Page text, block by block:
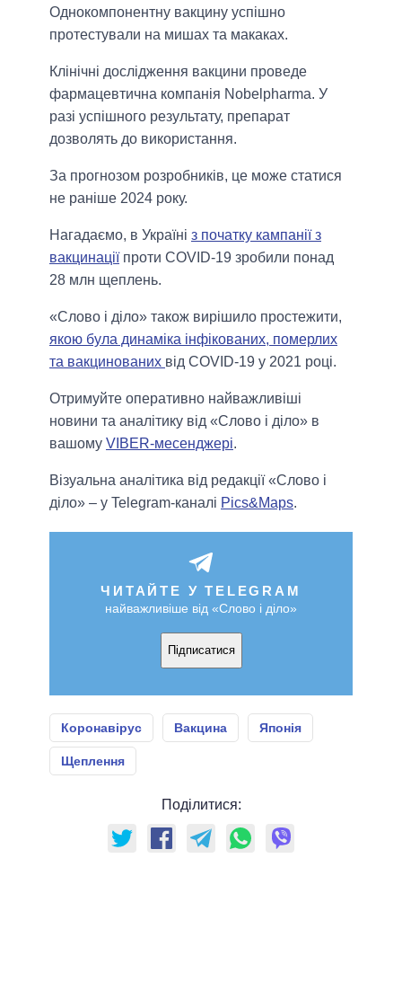
Однокомпонентну вакцину успішно
протестували на мишах та макаках.
Клінічні дослідження вакцини проведе
фармацевтична компанія Nobelpharma. У
разі успішного результату, препарат
дозволять до використання.
За прогнозом розробників, це може статися
не раніше 2024 року.
Нагадаємо, в Україні з початку кампанії з
вакцинаціїпроти COVID-19 зробили понад
28 млн щеплень.
«Слово і діло» також вирішило простежити,
якою була динаміка інфікованих, померлих
та вакцинованих від COVID-19 у 2021 році.
Отримуйте оперативно найважливіші
новини та аналітику від «Слово і діло» в
вашому VIBER-месенджері.
Візуальна аналітика від редакції «Слово і
діло» – у Telegram-каналі Pics&Maps.
ЧИТАЙТЕ У TELEGRAM
найважливіше від «Слово і діло»
Підписатися
Коронавірус Вакцина Японія
Щеплення
Поділитися: